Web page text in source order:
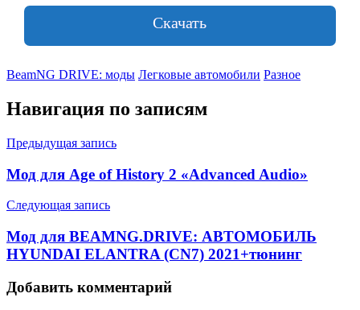
Скачать
BeamNG DRIVE: моды Легковые автомобили Разное
Навигация по записям
Предыдущая запись
Мод для Age of History 2 «Advanced Audio»
Следующая запись
Мод для BEAMNG.DRIVE: АВТОМОБИЛЬ
HYUNDAI ELANTRA (CN7) 2021+тюнинг
Добавить комментарий